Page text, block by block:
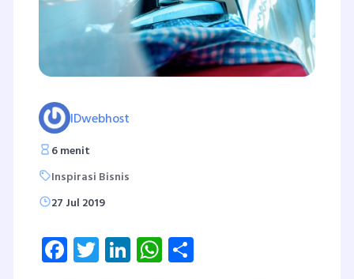
IDwebhost
6 menit
Inspirasi Bisnis
27 Jul 2019
Facebook
Twitter
LinkedInWhatsApp